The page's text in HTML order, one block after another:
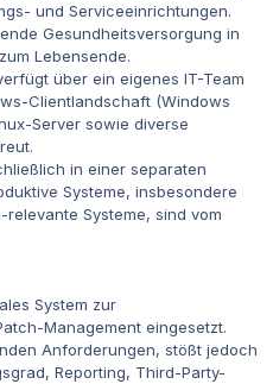
und Serviceeinrichtungen.
Gesundheitsversorgung in
Lebensende.
über ein eigenes IT-Team
Clientlandschaft (Windows
Server sowie diverse
in einer separaten
Systeme, insbesondere
Systeme, sind vom
System zur
Management eingesetzt.
Anforderungen, stößt jedoch
Reporting, Third-Party-